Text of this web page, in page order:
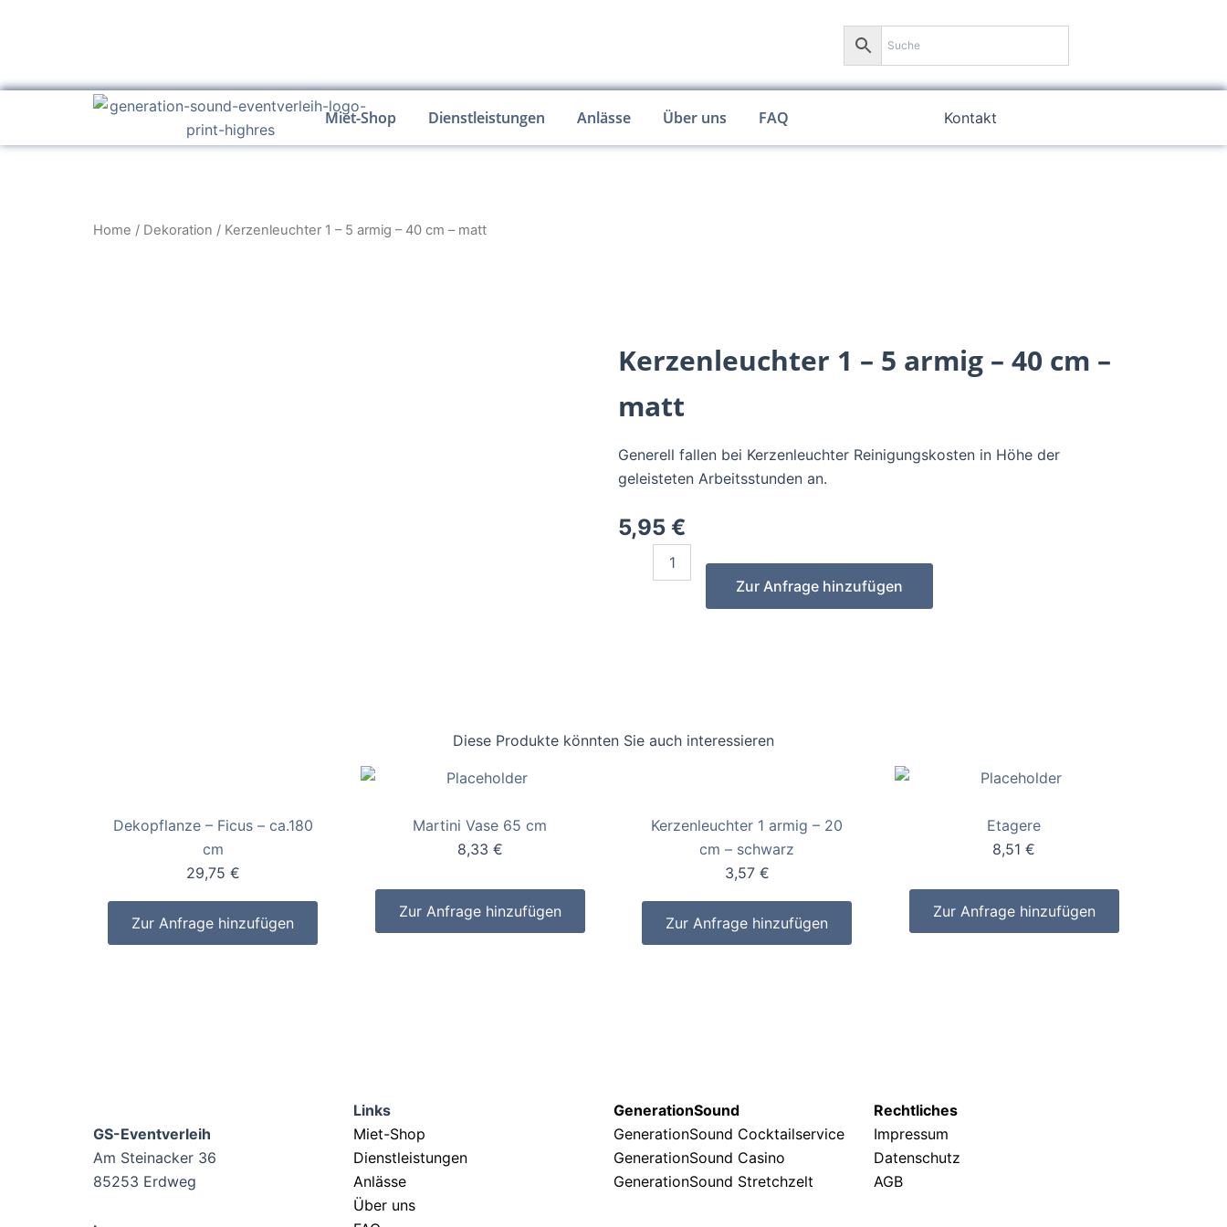
Miet-Shop Dienstleistungen Anlässe Über uns FAQ Kontakt
Home / Dekoration / Kerzenleuchter 1 – 5 armig – 40 cm – matt
Kerzenleuchter 1 – 5 armig – 40 cm –
matt
Generell fallen bei Kerzenleuchter Reinigungskosten in Höhe der
geleisteten Arbeitsstunden an.
5,95 €
quantity
Zur Anfrage hinzufügen
Diese Produkte könnten Sie auch interessieren
Dekopflanze – Ficus – ca.180
cm
29,75 €
Zur Anfrage hinzufügen
Martini Vase 65 cm
8,33 €
Zur Anfrage hinzufügen
Kerzenleuchter 1 armig – 20
cm – schwarz
3,57 €
Zur Anfrage hinzufügen
Etagere
8,51€
Zur Anfrage hinzufügen
GS-Eventverleih
Am Steinacker 36
85253 Erdweg
Links
Miet-Shop
Dienstleistungen
Anlässe
Über uns
GenerationSound
GenerationSound Cocktailservice
GenerationSound Casino
GenerationSound Stretchzelt
Rechtliches
Impressum
Datenschutz
AGB